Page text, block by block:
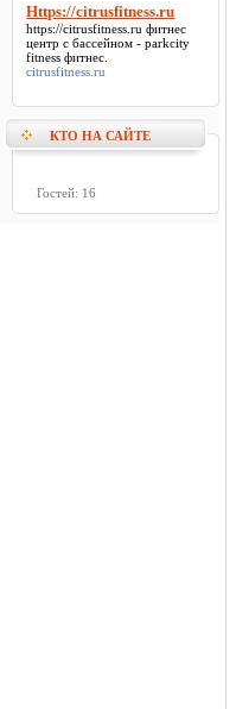
Https://citrusfitness.ru
https://citrusfitness.ru фитнес
центр с бассейном - parkcity
fitness фитнес.
citrusfitness.ru
КТО НА САЙТЕ
Гостей: 16